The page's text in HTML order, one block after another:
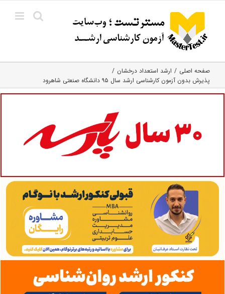
content
صفحه اصلی
ارشد استعداد درخشان
پذیرش بدون آزمون کارشناسی ارشد سال ۹۵ دانشگاه صنعتی شاهرود